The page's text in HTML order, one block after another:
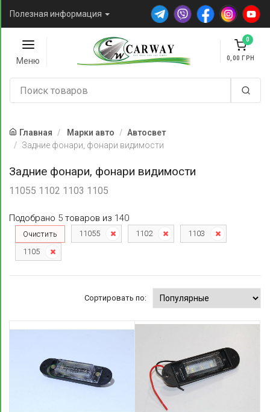
Полезная информация
Меню
0
0,00
Главная Марки авто
Автосвет
Задние фонари, фонари видимости
Задние фонари, фонари видимости
11055 1102 1103 1105
Подобрано 5 товаров из 140
Очистить 11055 1102
1103
1105
Сортировать по: